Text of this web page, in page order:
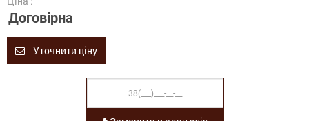
Договірна
Уточнити ціну